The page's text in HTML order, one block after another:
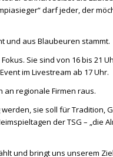
darf jeder, der
und aus Blaubeuren stammt.
Sie sind von 16 bis 21
im Livestream ab 17 Uhr.
an regionale Firmen raus.
sie soll für
der TSG – „die
und bringt uns unserem